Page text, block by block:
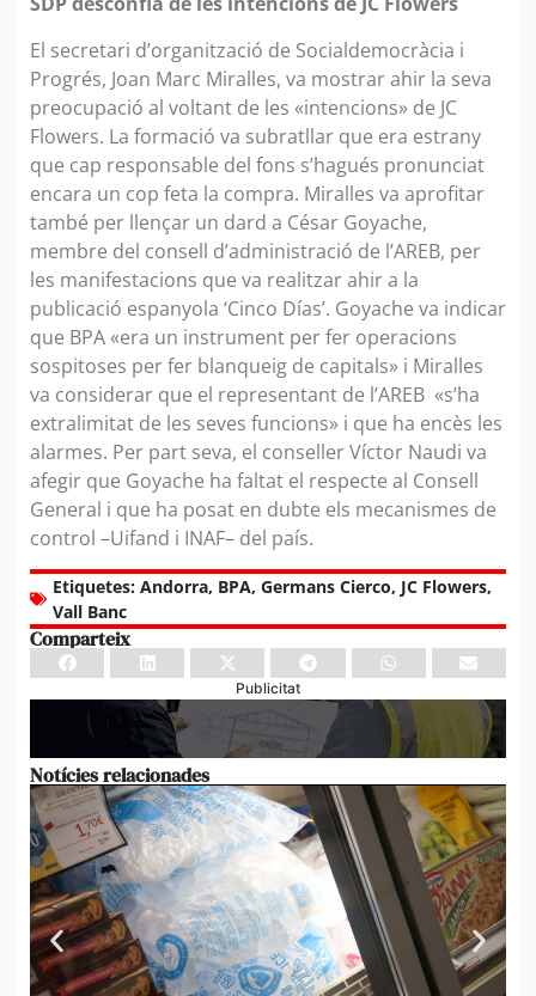
El secretari d’organització de Socialdemocràcia i
Progrés, Joan Marc Miralles, va mostrar ahir la seva
preocupació al voltant de les «intencions» de JC
Flowers. La formació va subratllar que era estrany
que cap responsable del fons s’hagués pronunciat
encara un cop feta la compra. Miralles va aprofitar
també per llençar un dard a César Goyache,
membre del consell d’administració de l’AREB, per
les manifestacions que va realitzar ahir a la
publicació espanyola ‘Cinco Días’. Goyache va indicar
que BPA «era un instrument per fer operacions
sospitoses per fer blanqueig de capitals» i Miralles
va considerar que el representant de l’AREB «s’ha
extralimitat de les seves funcions» i que ha encès les
alarmes. Per part seva, el conseller Víctor Naudi va
afegir que Goyache ha faltat el respecte al Consell
General i que ha posat en dubte els mecanismes de
control –Uifand i INAF– del país.
Etiquetes: Andorra, BPA, Germans Cierco, JC Flowers,
Vall Banc
Comparteix
Publicitat
Notícies relacionades